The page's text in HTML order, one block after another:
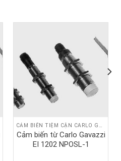
Cảm biến từ Carlo Gavazzi
EI 1202 NPOSL-1